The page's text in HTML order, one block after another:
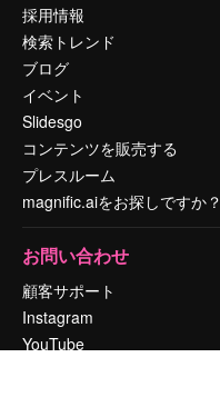
採用情報
検索トレンド
ブログ
イベント
Slidesgo
コンテンツを販売する
プレスルーム
magnific.aiをお探しですか？
お問い合わせ
顧客サポート
Instagram
YouTube